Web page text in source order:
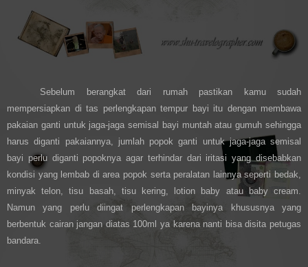
Sebelum berangkat dari rumah pastikan kamu sudah
mempersiapkan di tas perlengkapan tempur bayi itu dengan membawa
pakaian ganti untuk jaga-jaga semisal bayi muntah atau gumuh sehingga
harus diganti pakaiannya, jumlah popok ganti untuk jaga-jaga semisal
bayi perlu diganti popoknya agar terhindar dari iritasi yang disebabkan
kondisi yang lembab di area popok serta peralatan lainnya seperti bedak,
minyak telon, tisu basah, tisu kering, lotion baby atau baby cream.
Namun yang perlu diingat perlengkapan bayinya khususnya yang
berbentuk cairan jangan diatas 100ml ya karena nanti bisa disita petugas
bandara.